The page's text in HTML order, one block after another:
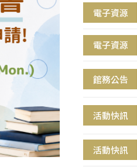
電子資源
電子資源
館務公告
活動快訊
活動快訊